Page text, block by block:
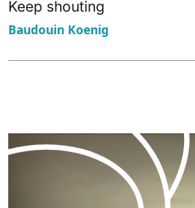
Keep shouting
Baudouin Koenig